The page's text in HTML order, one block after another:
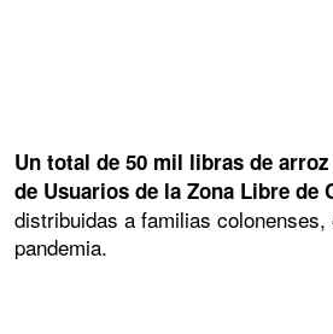
Un total de 50 mil libras de
de Usuarios de la Zona Libre de
distribuidas a familias colonenses,
pandemia.